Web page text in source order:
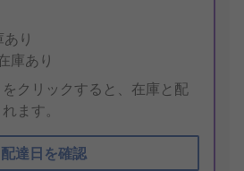
り
庫あり
をクリックすると、在庫と配
ます。
配達日を確認